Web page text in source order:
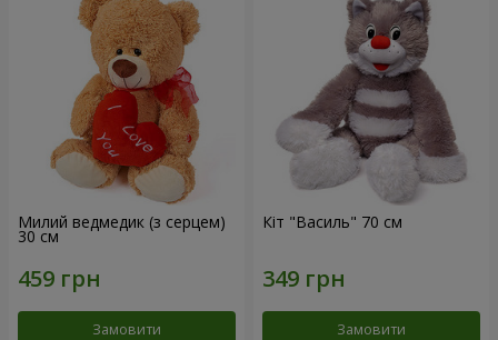
Милий ведмедик (з серцем)
30 см
Замовити
Кіт "Василь" 70 см
Замовити